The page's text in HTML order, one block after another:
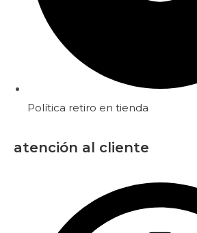
Política retiro en tienda
atención al cliente